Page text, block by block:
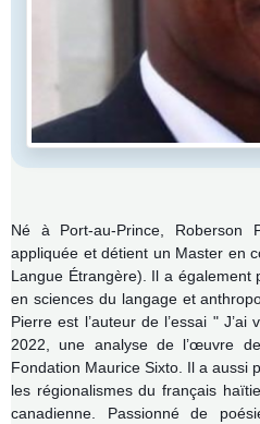
Né à Port-au-Prince, Roberson
appliquée et détient un Master en
Langue Étrangère). Il a également
en sciences du langage et
Pierre est l’auteur de l’essai "
2022, une analyse de l’œuvre
Fondation Maurice Sixto. Il a aussi
les régionalismes du français
canadienne. Passionné de